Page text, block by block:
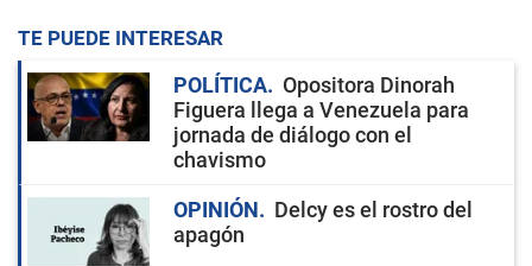
TE PUEDE INTERESAR
POLÍTICA
Opositora Dinorah
Figuera llega a Venezuela para
jornada de diálogo con el
chavismo
OPINIÓN
Delcy es el rostro del
apagón